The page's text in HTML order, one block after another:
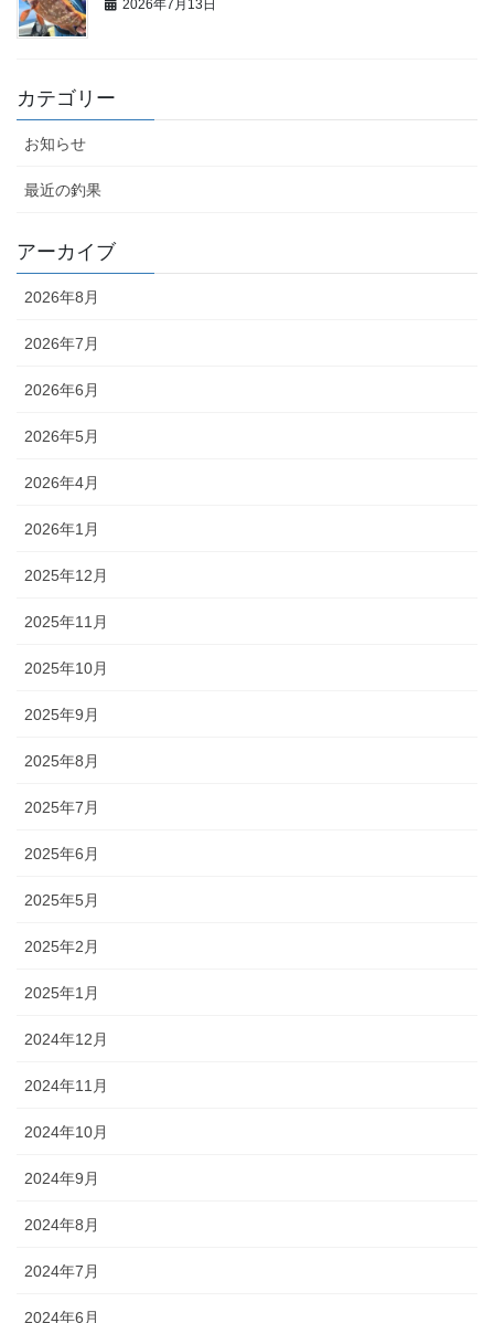
2026年7月13日
カテゴリー
お知らせ
最近の釣果
アーカイブ
2026年8月
2026年7月
2026年6月
2026年5月
2026年4月
2026年1月
2025年12月
2025年11月
2025年10月
2025年9月
2025年8月
2025年7月
2025年6月
2025年5月
2025年2月
2025年1月
2024年12月
2024年11月
2024年10月
2024年9月
2024年8月
2024年7月
2024年6月